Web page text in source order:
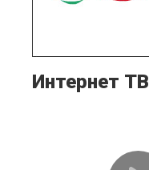
Интернет ТВ